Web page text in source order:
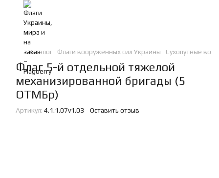
Каталог Флаги вооруженных сил Украины Сухопутные
Флаг 5-й отдельной тяжелой
механизированной бригады (5
ОТМБр)
Артикул: 4.1.1.07v1.03 Оставить отзыв